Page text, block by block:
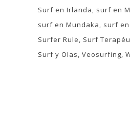
Surf en Irlanda
surf en
surf en Mundaka
surf
Surfer Rule
Surf
Surf y Olas Veosurfing